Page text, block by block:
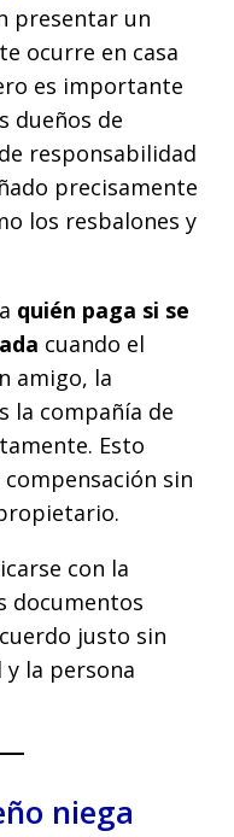
presentar un
ocurre en casa
es importante
dueños de
responsabilidad
precisamente
los resbalones y
quién paga si se
cuando el
amigo, la
la compañía de
Esto
sin
con la
documentos
justo sin
la persona
niega